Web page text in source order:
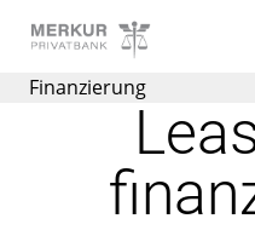
Geldanlage
Finanzierung